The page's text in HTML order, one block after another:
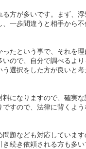
方が多いです。まず、
一歩間違うと相手から
たという事で、それを
ので、自分で調べるよ
選択をした方が良いと
になりますので、確実な
すので、法律に背くよ
題なども対応していま
続き依頼される方も多